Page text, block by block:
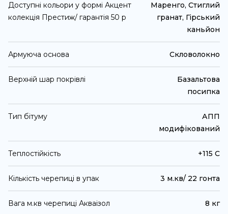
Доступні кольори у формі Акцент
колекція Престиж/ гарантія 50 р
Маренго, Стиглий
гранат, Гірський
каньйон
Армуюча основа Скловолокно
Верхній шар покрівлі
Базальтова
посипка
Тип бітуму
АПП
модифікований
Теплостійкість +115 С
Кількість черепиці в упак 3 м.кв/ 22 гонта
Вага м.кв черепиці Акваізол 8 кг